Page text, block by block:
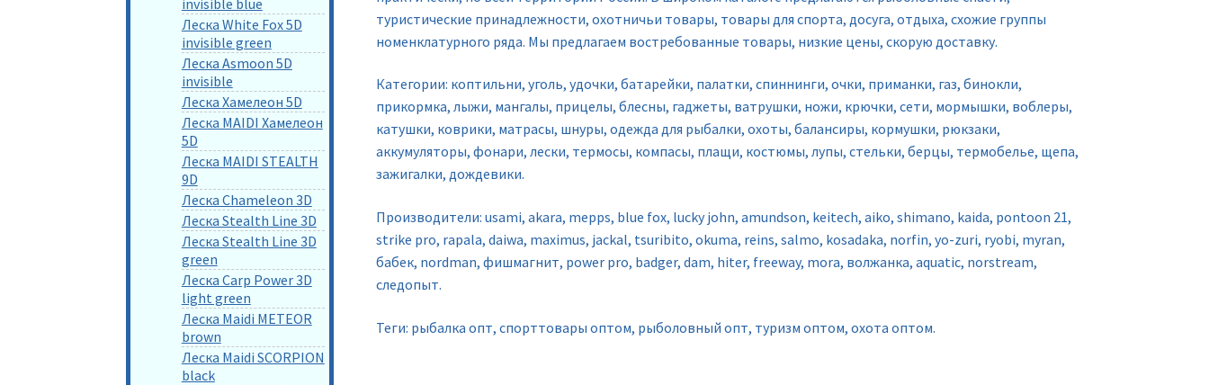
туристические принадлежности, охотничьи товары, товары для спорта, досуга, отдыха, схожие группы
номенклатурного ряда. Мы предлагаем востребованные товары, низкие цены, скорую доставку.
Категории: коптильни, уголь, удочки, батарейки, палатки, спиннинги, очки, приманки, газ, бинокли,
прикормка, лыжи, мангалы, прицелы, блесны, гаджеты, ватрушки, ножи, крючки, сети, мормышки, воблеры,
катушки, коврики, матрасы, шнуры, одежда для рыбалки, охоты, балансиры, кормушки, рюкзаки,
аккумуляторы, фонари, лески, термосы, компасы, плащи, костюмы, лупы, стельки, берцы, термобелье, щепа,
зажигалки, дождевики.
Производители: usami, akara, mepps, blue fox, lucky john, amundson, keitech, aiko, shimano, kaida, pontoon 21,
strike pro, rapala, daiwa, maximus, jackal, tsuribito, okuma, reins, salmo, kosadaka, norfin, yo-zuri, ryobi, myran,
бабек, nordman, фишмагнит, power pro, badger, dam, hiter, freeway, mora, волжанка, aquatic, norstream,
следопыт.
Теги: рыбалка опт, спорттовары оптом, рыболовный опт, туризм оптом, охота оптом.
Леска White Fox 5D
invisible green
Леска Asmoon 5D
invisible
Леска Хамелеон 5D
Леска MAIDI Хамелеон
5D
Леска MAIDI STEALTH
9D
Леска Chameleon 3D
Леска Stealth Line 3D
Леска Stealth Line 3D
green
Леска Carp Power 3D
light green
Леска Maidi METEOR
brown
Леска Maidi SCORPION
black